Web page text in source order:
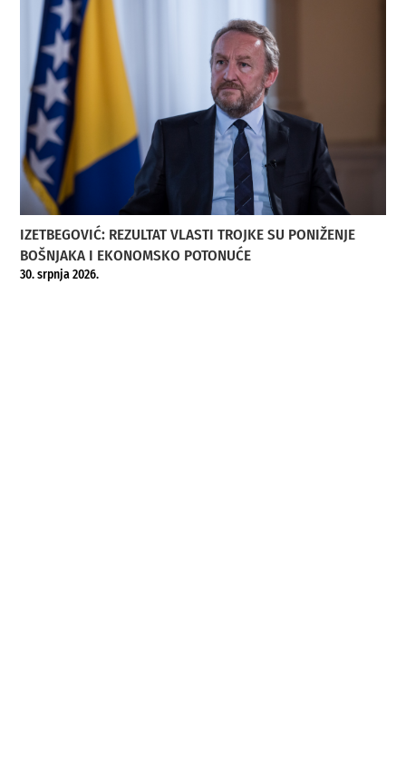
IZETBEGOVIĆ: REZULTAT VLASTI TROJKE SU PONIŽENJE
BOŠNJAKA I EKONOMSKO POTONUĆE
30. srpnja 2026.